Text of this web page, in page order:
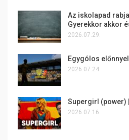
Az iskolapad
Gyerekkor akkor
2026.07.29.
Egygólos
2026.07.24.
Supergirl (power)
2026.07.16.